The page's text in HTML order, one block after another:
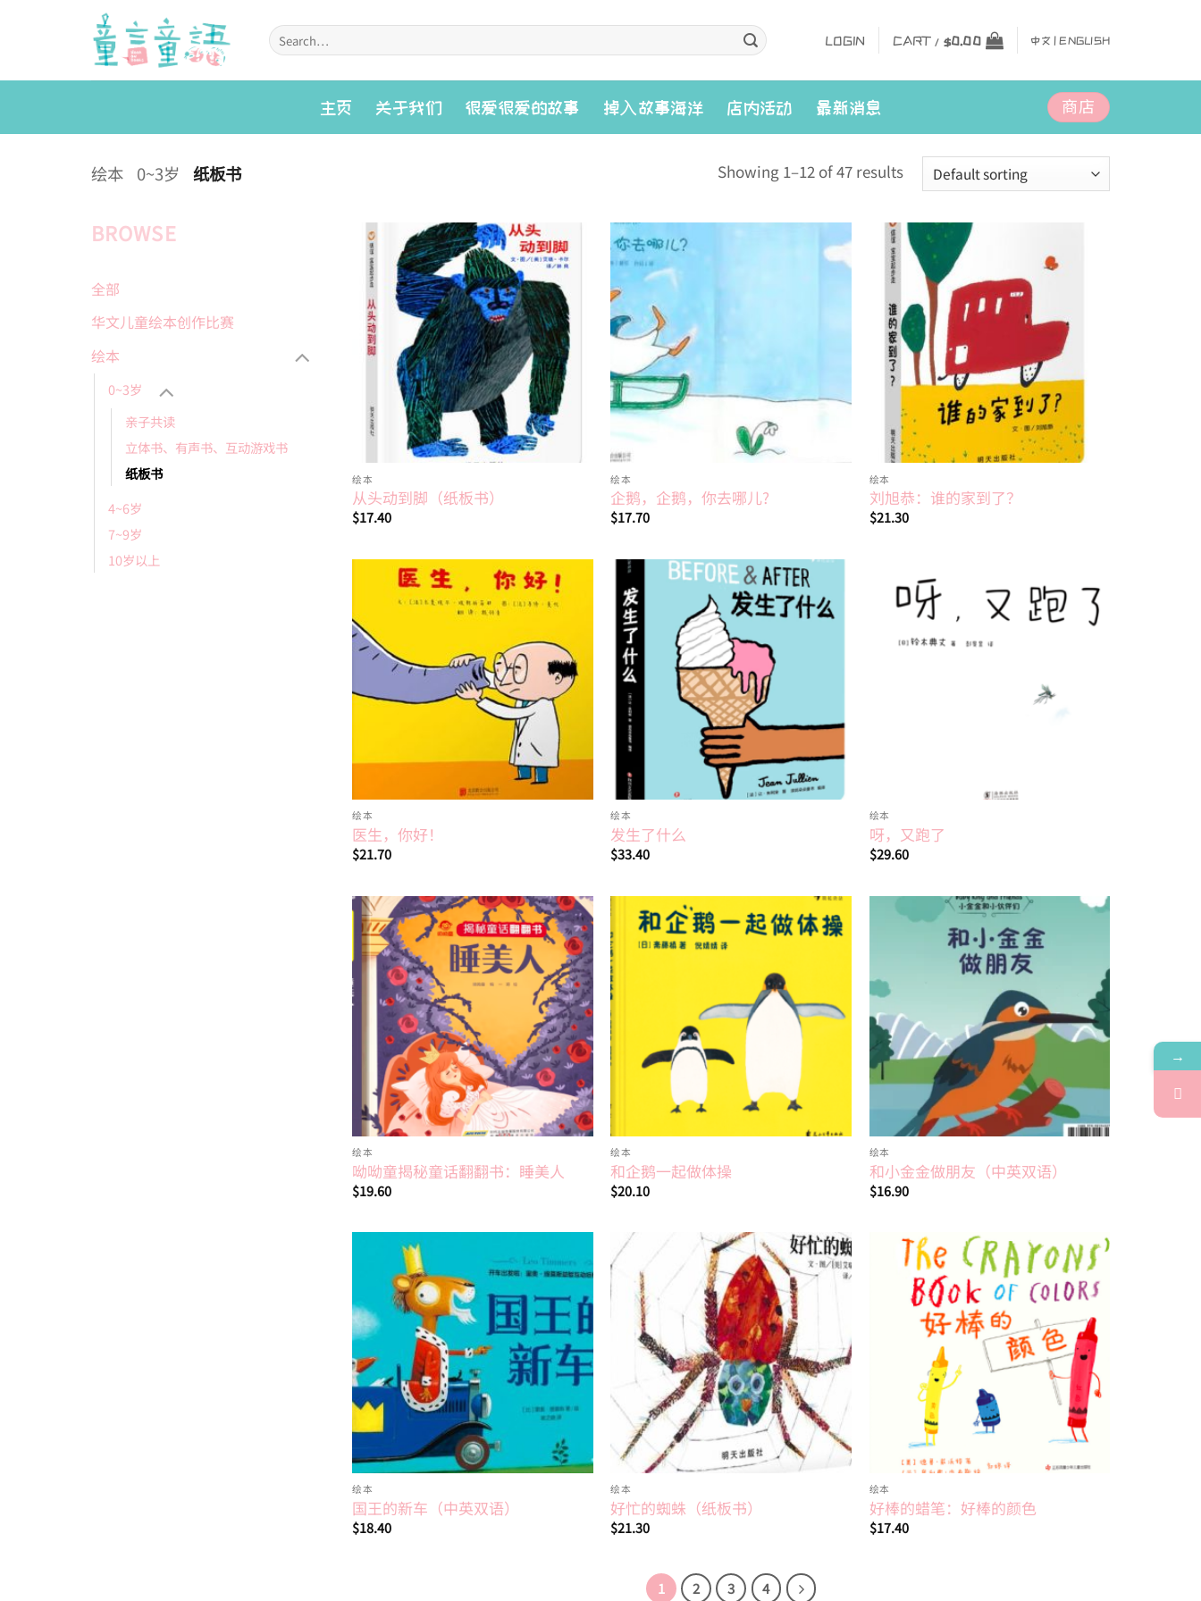
Search
for:
LOGIN CART / $0.00 中文 | ENGLISH
主页 关于我们 很爱很爱的故事 掉入故事海洋 店内活动 最新消息 商店
绘本 0~3岁 纸板书 Showing 1–12 of 47 results
BROWSE
全部
华文儿童绘本创作比赛
绘本
0~3岁
亲子共读
立体书、有声书、互动游戏书
纸板书
4~6岁
7~9岁
10岁以上
Add to
wishlist
绘本
从头动到脚（纸板书）
$17.40
绘本
企鹅，企鹅，你去哪儿?
$17.70
绘本
刘旭恭：谁的家到了？
$21.30
Add to
绘本
医生，你好！
$21.70
Add to
wishlist
绘本
发生了什么
$33.40
Add to
wishlist
绘本
呀，又跑了
$29.60
Add to
wishlist
绘本
呦呦童揭秘童话翻翻书：睡美人
$19.60
绘本
和企鹅一起做体操
$20.10
绘本
和小金金做朋友（中英双语）
$16.90
Add to
wishlist
绘本
国王的新车（中英双语）
$18.40
Add to
绘本
好忙的蜘蛛（纸板书）
$21.30
Add to
wishlist
绘本
好棒的蜡笔：好棒的颜色
$17.40
1 2 3 4
→